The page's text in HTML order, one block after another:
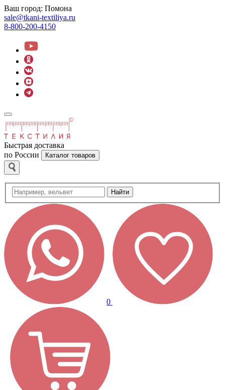
Ваш город: Помона
sale@tkani-textiliya.ru
8-800-200-4150
Быстрая доставка
по России
Каталог товаров
Найти
0